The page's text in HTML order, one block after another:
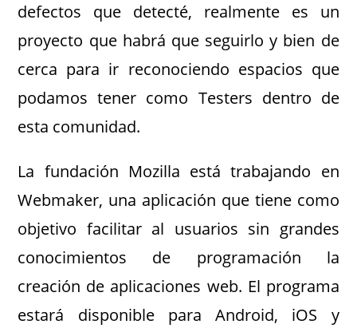
defectos que detecté, realmente es un
proyecto que habrá que seguirlo y bien de
cerca para ir reconociendo espacios que
podamos tener como Testers dentro de
esta comunidad.
La fundación Mozilla está trabajando en
Webmaker, una aplicación que tiene como
objetivo facilitar al usuarios sin grandes
conocimientos de programación la
creación de aplicaciones web. El programa
estará disponible para Android, iOS y